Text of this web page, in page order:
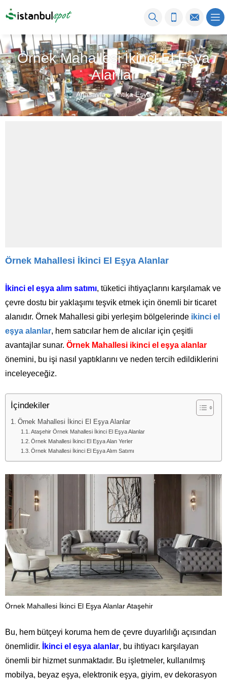
Örnek Mahallesi İkinci El Eşya
Alanlar
Anasayfa»Antika Eşya
Örnek Mahallesi İkinci El Eşya Alanlar
İkinci el eşya alım satımı, tüketici ihtiyaçlarını karşılamak ve
çevre dostu bir yaklaşımı teşvik etmek için önemli bir ticaret
alanıdır. Örnek Mahallesi gibi yerleşim bölgelerinde ikinci el
eşya alanlar, hem satıcılar hem de alıcılar için çeşitli
avantajlar sunar. Örnek Mahallesi ikinci el eşya alanlar
önemini, bu işi nasıl yaptıklarını ve neden tercih edildiklerini
inceleyeceğiz.
İçindekiler
Örnek Mahallesi İkinci El Eşya Alanlar
Ataşehir Örnek Mahallesi İkinci El Eşya Alanlar
Örnek Mahallesi İkinci El Eşya Alan Yerler
Örnek Mahallesi İkinci El Eşya Alım Satımı
Örnek Mahallesi İkinci El Eşya Alanlar Ataşehir
Bu, hem bütçeyi koruma hem de çevre duyarlılığı açısından
önemlidir.
İkinci el eşya alanlar, bu ihtiyacı karşılayan
önemli bir hizmet sunmaktadır. Bu işletmeler, kullanılmış
mobilya, beyaz eşya, elektronik eşya, giyim, ev dekorasyon